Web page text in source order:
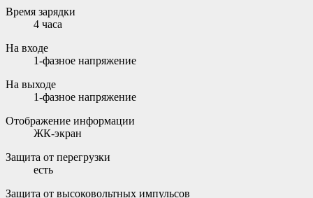
Время зарядки
4 часа
На входе
1-фазное напряжение
На выходе
1-фазное напряжение
Отображение информации
ЖК-экран
Защита от перегрузки
есть
Защита от высоковольтных импульсов